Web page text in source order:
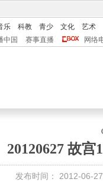
乐 科教 青少 文化
艺术
中国 赛事直播 网络
20120627 故
发布时间： 2012-06-